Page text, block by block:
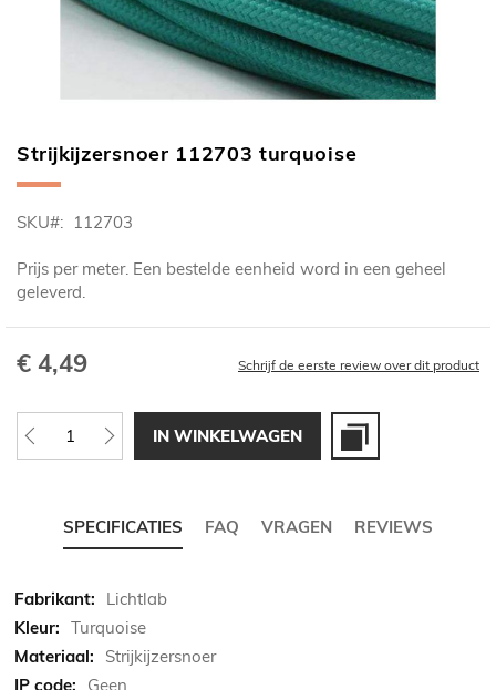
Ga
naar
begin
de
afbeeldingen-
Strijkijzersnoer 112703 turquoise
SKU 112703
Prijs per meter. Een bestelde eenheid word in een geheel
geleverd.
€ 4,49 Schrijf de eerste review over dit product
IN WINKELWAGEN
SPECIFICATIES FAQ VRAGEN REVIEWS
Meer
informatie
Lichtlab
Turquoise
Strijkijzersnoer
Geen